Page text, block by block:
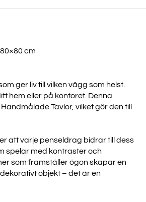
cm
ger liv till vilken vägg som helst.
hem eller på kontoret. Denna
Tavlor, vilket gör den till
att varje penseldrag bidrar till dess
spelar med kontraster och
som framställer ögon skapar en
objekt – det är en